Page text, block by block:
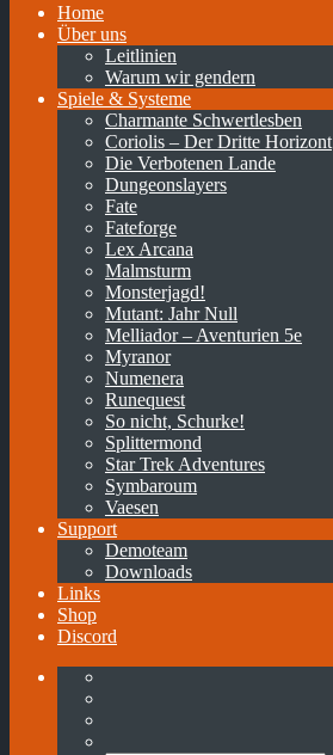
Home
Über uns
Leitlinien
Warum wir gendern
Spiele & Systeme
Charmante Schwertlesben
Coriolis – Der Dritte Horizont
Die Verbotenen Lande
Dungeonslayers
Fate
Fateforge
Lex Arcana
Malmsturm
Monsterjagd!
Mutant: Jahr Null
Melliador – Aventurien 5e
Myranor
Numenera
Runequest
So nicht, Schurke!
Splittermond
Star Trek Adventures
Symbaroum
Vaesen
Support
Demoteam
Downloads
Links
Shop
Discord